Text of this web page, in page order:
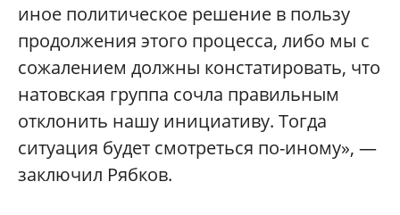
иное политическое решение в пользу
продолжения этого процесса, либо мы с
сожалением должны констатировать, что
натовская группа сочла правильным
отклонить нашу инициативу. Тогда
ситуация будет смотреться по-иному», —
заключил Рябков.